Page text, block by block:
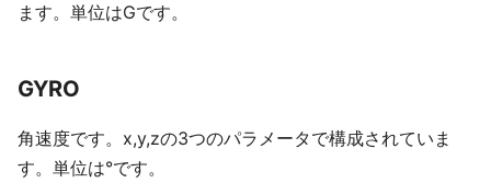
ます。単位はGです。
GYRO
角速度です。x,y,zの3つのパラメータで構成されていま
す。単位は°です。